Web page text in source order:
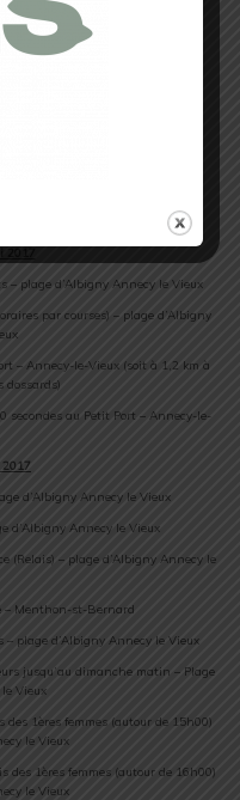
Alpes du Sud.
– plage d’Albigny Annecy le Vieux
par courses) – plage d’Albigny
– Annecy-le-Vieux (soit à 1,2 km à
dossards)
secondes au Petit Port – Annecy-le-
2017
d’Albigny Annecy le Vieux
d’Albigny Annecy le Vieux
(Relais) – plage d’Albigny Annecy le
– Menthon-st-Bernard
– plage d’Albigny Annecy le Vieux
jusqu’au dimanche matin – Plage
Vieux
1ères femmes (autour de 15h00)
le Vieux
des 1ères femmes (autour de 16h00)
le Vieux